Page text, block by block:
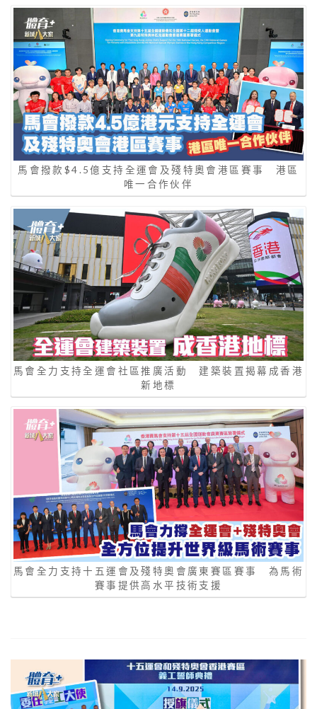
馬會撥款$4.5億支持全運會及殘特奧會港區賽事 港區
唯一合作伙伴
馬會全力支持全運會社區推廣活動 建築裝置揭幕成香港
新地標
馬會全力支持十五運會及殘特奧會廣東賽區賽事 為馬術
賽事提供高水平技術支援